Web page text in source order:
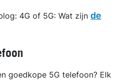
4G of 5G: Wat zijn de
goedkope 5G telefoon? Elk